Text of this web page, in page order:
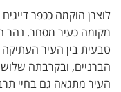
לוצרן הוקמה ככפר
מקומה כעיר מסחר. נהר
טבעית בין העיר
הברניים, ובקרבתה שלוש
העיר מתגאה גם בחיי